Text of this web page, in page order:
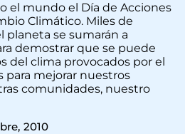
el mundo el Día de Acciones
Climático. Miles de
planeta se sumarán a
demostrar que se puede
del clima provocados por el
para mejorar nuestros
comunidades, nuestro
2010